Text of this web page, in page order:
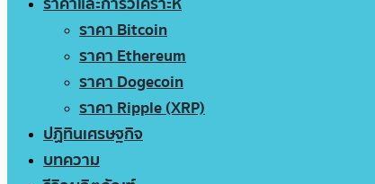
ราคา Bitcoin
ราคา Ethereum
ราคา Dogecoin
ราคา Ripple (XRP)
ปฏิทินเศรษฐกิจ
บทความ